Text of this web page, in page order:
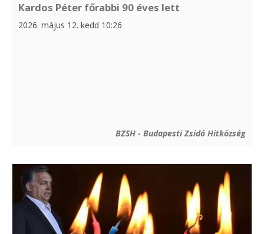
Kardos Péter főrabbi 90 éves lett
2026. május 12. kedd 10:26
BZSH - Budapesti Zsidó Hitközség